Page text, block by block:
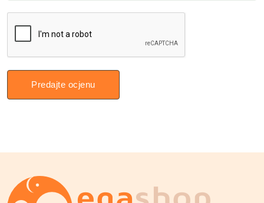
Predajte ocjenu